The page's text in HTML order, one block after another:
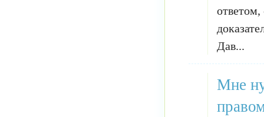
Дав...
Мне